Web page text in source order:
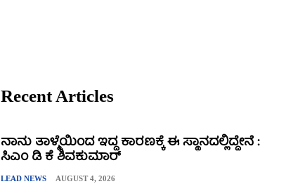
Recent Articles
ನಾನು ತಾಳ್ಮೆಯಿಂದ ಇದ್ದ ಕಾರಣಕ್ಕೆ ಈ ಸ್ಥಾನದಲ್ಲಿದ್ದೇನೆ :
ಸಿಎಂ ಡಿ ಕೆ ಶಿವಕುಮಾರ್
LEAD NEWS AUGUST 4, 2026